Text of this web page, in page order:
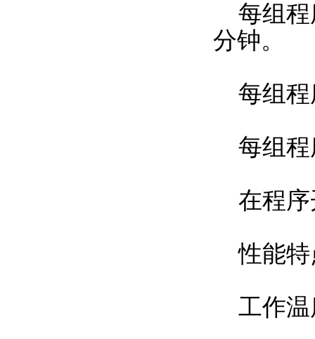
每组程
分钟。
每组程
每组程
在程序
性能特
工作温